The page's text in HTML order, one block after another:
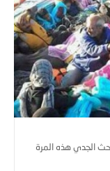
الجدي هذه المرة